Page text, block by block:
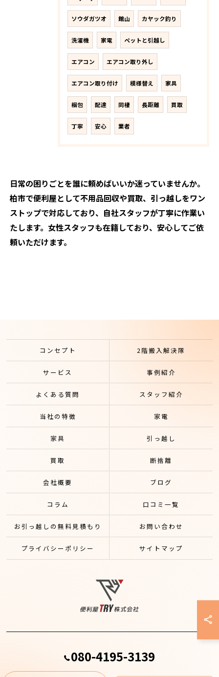
ソウダガツオ 館山 カヤック釣り
洗濯機 家電 ペットと引越し
エアコン エアコン取り外し
エアコン取り付け 模様替え 家具
梱包 配達 同棲 長距離 買取
丁寧 安心 業者
日常の困りごとを誰に頼めばいいか迷っていませんか。
柏市で便利屋として不用品回収や買取、引っ越しをワン
ストップで対応しており、自社スタッフが丁寧に作業い
たします。女性スタッフも在籍しており、安心してご依
頼いただけます。
080-4195-3139
コンセプト 2階搬入解決隊
サービス 事例紹介
よくある質問 スタッフ紹介
当社の特徴 家電
家具 引っ越し
買取 断捨離
会社概要 ブログ
コラム 口コミ一覧
お引っ越しの無料見積もり お問い合わせ
プライバシーポリシー サイトマップ